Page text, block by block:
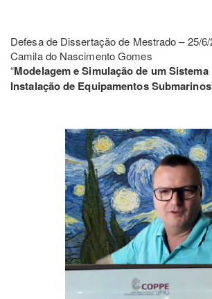
Defesa de Dissertação de Mestrado – 25/
Camila do Nascimento Gomes
“Modelagem e Simulação de um
Instalação de Equipamentos Submarinos